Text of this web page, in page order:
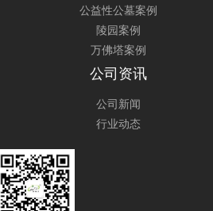
公益性公墓案例
陵园案例
万佛塔案例
公司资讯
公司新闻
行业动态